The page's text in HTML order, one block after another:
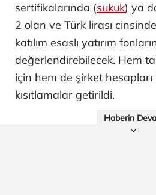
sertifikalarında (sukuk) ya
2 olan ve Türk lirası
katılım esaslı yatırım
değerlendirebilecek. Hem
için hem de şirket
kısıtlamalar getirildi.
Haberin